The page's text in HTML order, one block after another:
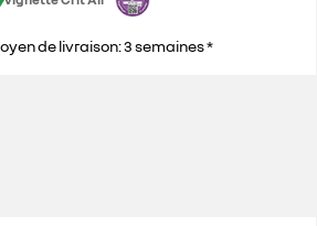
de livraison: 3 semaines *